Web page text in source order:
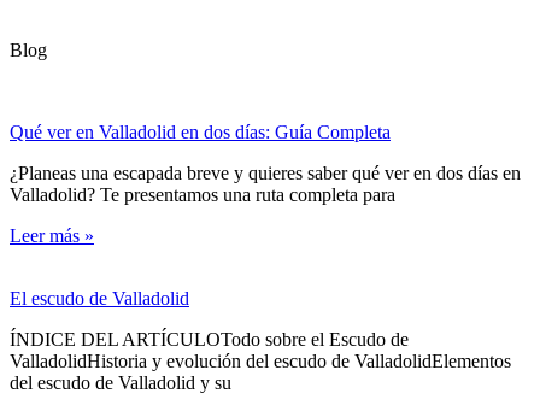
Blog
Qué ver en Valladolid en dos días: Guía Completa
¿Planeas una escapada breve y quieres saber qué ver en dos días en
Valladolid? Te presentamos una ruta completa para
Leer más »
El escudo de Valladolid
ÍNDICE DEL ARTÍCULOTodo sobre el Escudo de
ValladolidHistoria y evolución del escudo de ValladolidElementos
del escudo de Valladolid y su